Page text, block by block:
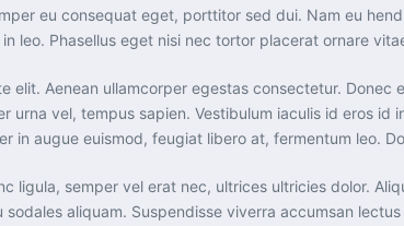
eu consequat eget, porttitor sed dui. Nam eu
leo. Phasellus eget nisi nec tortor placerat ornare
Aenean ullamcorper egestas consectetur.
vel, tempus sapien. Vestibulum iaculis id eros
in augue euismod, feugiat libero at, fermentum leo.
ligula, semper vel erat nec, ultrices ultricies dolor.
aliquam. Suspendisse viverra accumsan